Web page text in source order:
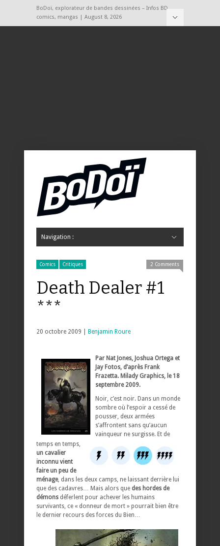
BoDoï, explorateur de bandes dessinées – Infos BD,
comics, mangas | August 8, 2026
Navigation :
Comics Critiques 2 Comments
Death Dealer #1
***
20 octobre 2009 | Benjamin Roure
Par Nat Jones, Joshua Ortega et
Jay Fotos, d’après Frank
Frazetta. Milady Graphics, le 18
septembre 2009.
Noir, c’est noir. Dans un monde
sombre où l’espoir a cessé de
pousser, deux armées
s’affrontent sans qu’aucun
vainqueur ne surgisse. Et de
temps en temps,
un cavalier
inconnu vient
faire un peu de
ménage, dans les deux camps, ne laissant derrière lui
que des cadavres… Mais alors que des hordes de
démons déferlent pour achever les humains
survivants, ce « donneur de mort » pourrait bien être
le dernier recours des forces du Bien…